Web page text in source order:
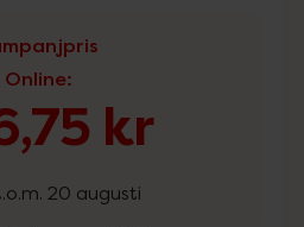
Online:
kr
20 augusti